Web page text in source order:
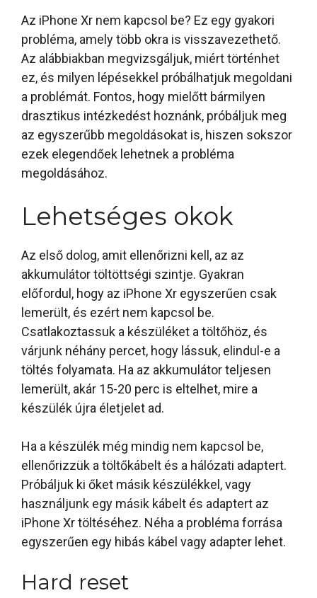
Az iPhone Xr nem kapcsol be? Ez egy gyakori
probléma, amely több okra is visszavezethető.
Az alábbiakban megvizsgáljuk, miért történhet
ez, és milyen lépésekkel próbálhatjuk megoldani
a problémát. Fontos, hogy mielőtt bármilyen
drasztikus intézkedést hoznánk, próbáljuk meg
az egyszerűbb megoldásokat is, hiszen sokszor
ezek elegendőek lehetnek a probléma
megoldásához.
Lehetséges okok
Az első dolog, amit ellenőrizni kell, az az
akkumulátor töltöttségi szintje. Gyakran
előfordul, hogy az iPhone Xr egyszerűen csak
lemerült, és ezért nem kapcsol be.
Csatlakoztassuk a készüléket a töltőhöz, és
várjunk néhány percet, hogy lássuk, elindul-e a
töltés folyamata. Ha az akkumulátor teljesen
lemerült, akár 15-20 perc is eltelhet, mire a
készülék újra életjelet ad.
Ha a készülék még mindig nem kapcsol be,
ellenőrizzük a töltőkábelt és a hálózati adaptert.
Próbáljuk ki őket másik készülékkel, vagy
használjunk egy másik kábelt és adaptert az
iPhone Xr töltéséhez. Néha a probléma forrása
egyszerűen egy hibás kábel vagy adapter lehet.
Hard reset